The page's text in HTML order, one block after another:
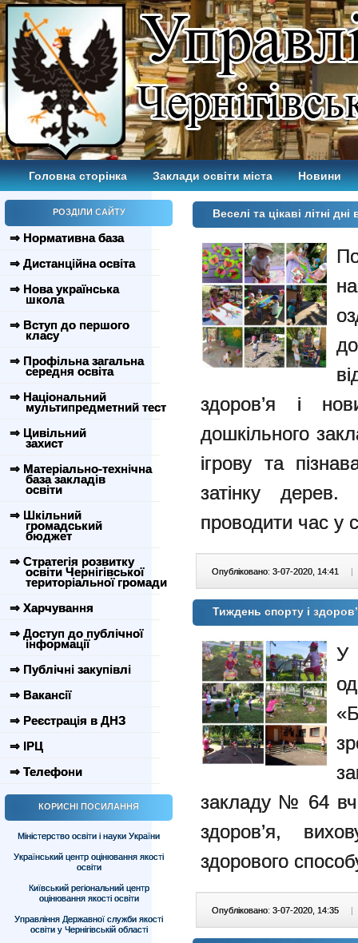
Головна сторінка Заклади освіти міста Новини
РОЗДІЛИ САЙТУ
⇒ Нормативна база
⇒ Дистанційна освіта
⇒ Нова українська
школа
⇒ Вступ до першого
класу
⇒ Профільна загальна
середня освіта
⇒ Національний
мультипредметний тест
⇒ Цивільний
захист
⇒ Матеріально-технічна
база закладів
освіти
⇒ Шкільний
громадський
бюджет
⇒ Стратегія розвитку
освіти Чернігівської
територіальної громади
⇒ Харчування
⇒ Доступ до публічної
інформації
⇒ Публічні закупівлі
⇒ Вакансії
⇒ Реєстрація в ДНЗ
⇒ ІРЦ
⇒ Телефони
КОРИСНІ ПОСИЛАННЯ
Міністерство освіти і науки України
Український центр оцінювання якості
освіти
Київський регіональний центр
оцінювання якості освіти
Управління Державної служби якості
освіти у Чернігівській області
Веселі та цікаві літні
здоров’я і
дошкільного
ігрову та
затінку
проводити час у
Опубліковано: 3-07-2020, 14:41 |
Тиждень спорту і
У
закладу № 64
здоров’я,
здорового
Опубліковано: 3-07-2020, 14:35 |